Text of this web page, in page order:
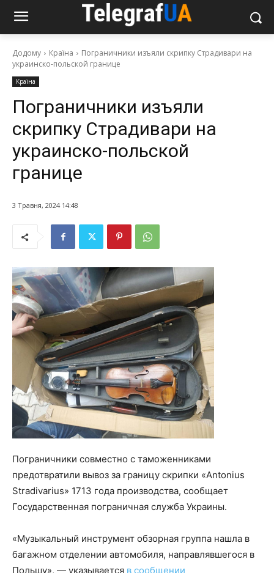
Додому Країна
Пограничники изъяли скрипку Страдивари на
украинско-польской границе
Країна
Пограничники изъяли
скрипку Страдивари на
украинско-польской
границе
3 Травня, 2024 14:48
Пограничники совместно с таможенниками
предотвратили вывоз за границу скрипки «Antonius
Stradivarius» 1713 года производства, сообщает
Государственная пограничная служба Украины.
«Музыкальный инструмент обзорная группа нашла в
багажном отделении автомобиля, направлявшегося в
Польшу», — указывается в сообщении